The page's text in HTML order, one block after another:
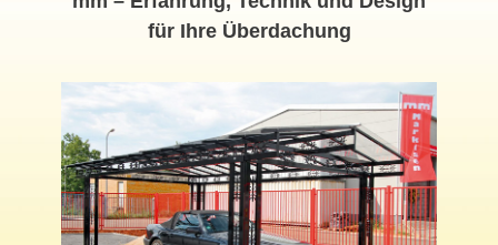
für Ihre Überdachung